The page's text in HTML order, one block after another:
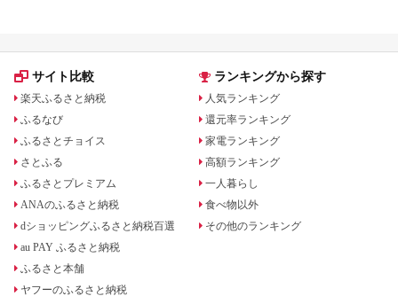
サイト比較
楽天ふるさと納税
ふるなび
ふるさとチョイス
さとふる
ふるさとプレミアム
ANAのふるさと納税
dショッピングふるさと納税百選
au PAY ふるさと納税
ふるさと本舗
ヤフーのふるさと納税
ランキングから探す
人気ランキング
還元率ランキング
家電ランキング
高額ランキング
一人暮らし
食べ物以外
その他のランキング